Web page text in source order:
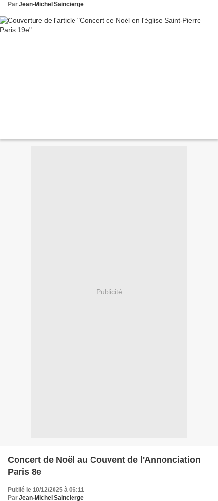
Par Jean-Michel Saincierge
Publicité
Concert de Noël au Couvent de l'Annonciation
Paris 8e
Publié le 10/12/2025 à 06:11
Par Jean-Michel Saincierge